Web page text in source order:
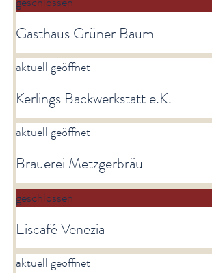
Gasthaus Grüner Baum
aktuell geöffnet
Kerlings Backwerkstatt e.K.
aktuell geöffnet
Brauerei Metzgerbräu
geschlossen
Eiscafé Venezia
aktuell geöffnet